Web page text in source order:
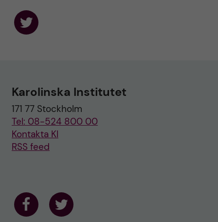
F
s
n
T
w
i
t
t
e
Karolinska Institutet
171 77 Stockholm
Tel: 08-524 800 00
Kontakta KI
RSS feed
F F